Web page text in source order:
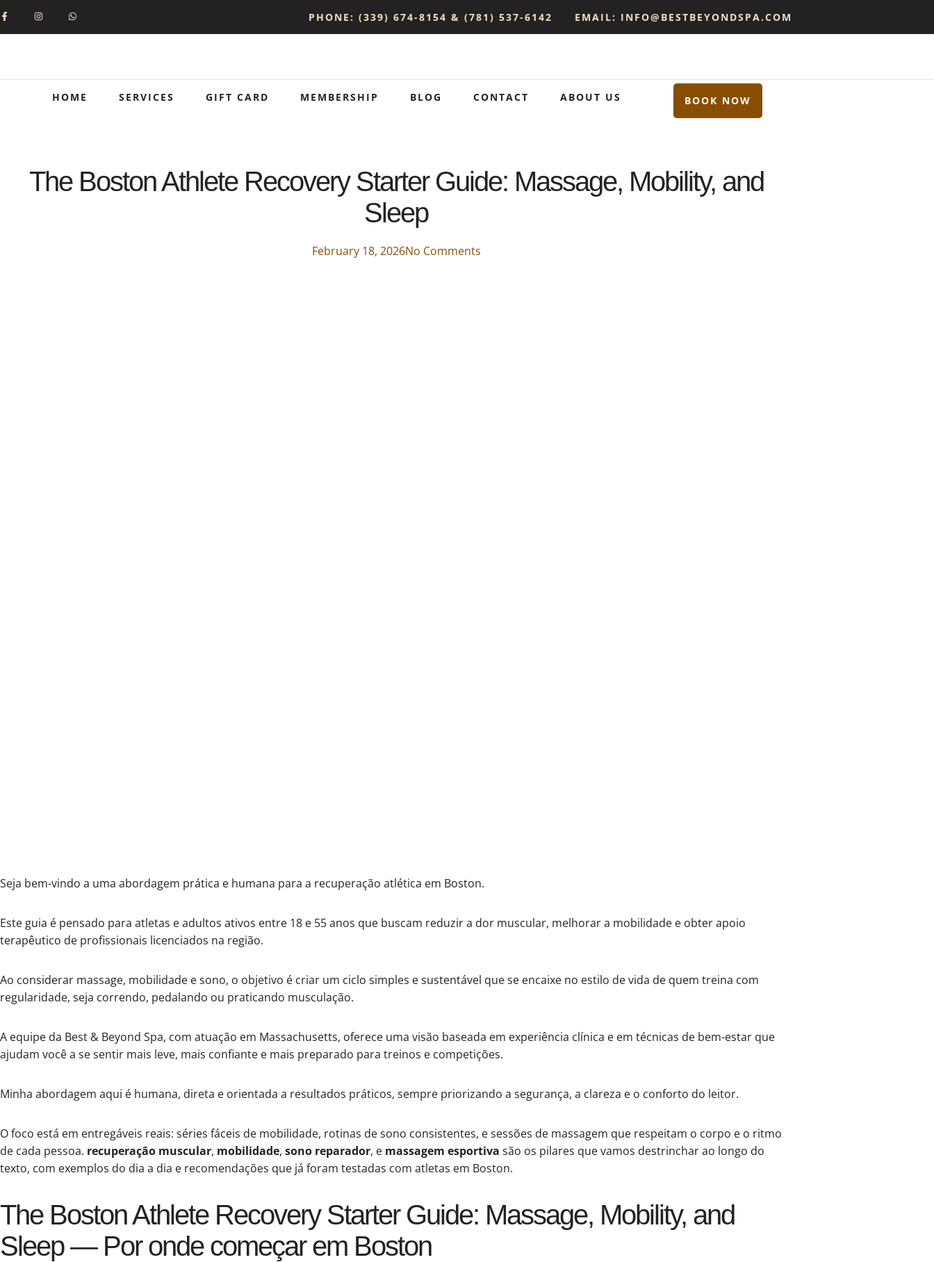
PHONE: (339) 674-8154 & (781) 537-6142 EMAIL: INFO@BESTBEYONDSPA.COM
HOME SERVICES GIFT CARD MEMBERSHIP BLOG CONTACT ABOUT US BOOK NOW
The Boston Athlete Recovery Starter Guide: Massage, Mobility, and
Sleep
February 18, 2026No Comments
Seja bem-vindo a uma abordagem prática e humana para a recuperação atlética em Boston.
Este guia é pensado para atletas e adultos ativos entre 18 e 55 anos que buscam reduzir a dor muscular, melhorar a mobilidade e obter apoio
terapêutico de profissionais licenciados na região.
Ao considerar massage, mobilidade e sono, o objetivo é criar um ciclo simples e sustentável que se encaixe no estilo de vida de quem treina com
regularidade, seja correndo, pedalando ou praticando musculação.
A equipe da Best & Beyond Spa, com atuação em Massachusetts, oferece uma visão baseada em experiência clínica e em técnicas de bem-estar que
ajudam você a se sentir mais leve, mais confiante e mais preparado para treinos e competições.
Minha abordagem aqui é humana, direta e orientada a resultados práticos, sempre priorizando a segurança, a clareza e o conforto do leitor.
O foco está em entregáveis reais: séries fáceis de mobilidade, rotinas de sono consistentes, e sessões de massagem que respeitam o corpo e o ritmo
de cada pessoa. recuperação muscular, mobilidade, sono reparador, e massagem esportiva são os pilares que vamos destrinchar ao longo do
texto, com exemplos do dia a dia e recomendações que já foram testadas com atletas em Boston.
The Boston Athlete Recovery Starter Guide: Massage, Mobility, and
Sleep — Por onde começar em Boston